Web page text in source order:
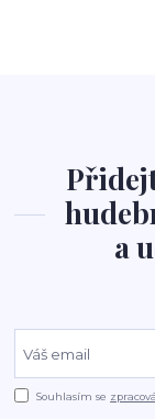
a
Souhlasím se